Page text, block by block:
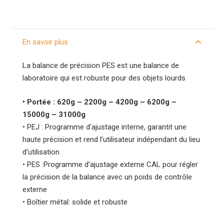
En savoir plus
La balance de précision PES est une balance de
laboratoire qui est robuste pour des objets lourds
• Portée : 620g – 2200g – 4200g – 6200g –
15000g – 31000g
• PEJ : Programme d’ajustage interne, garantit une
haute précision et rend l’utilisateur indépendant du lieu
d’utilisation
• PES :Programme d’ajustage externe CAL pour régler
la précision de la balance avec un poids de contrôle
externe
• Boîtier métal: solide et robuste